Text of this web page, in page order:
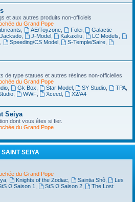
et aux autres produits non-officiels
du Grand Pope
AE/Toyzone, Folei,
Galactic
Jacksdo, J-Model, Kakaxiliu LC Models
Speeding/CS Model, S-Temple/Saire
de type statues et autres résines non-officielles
du Grand Pope
, Gk Box Star Model, SY Studio TPA
, WWF, Xceed
X2/A4
Seiya
dont vous êtes si fier.
du Grand Pope
SAINT SEIYA
du Grand Pope
, Knights of the Zodiac Saintia Shô,
Les
Ω Saison 1 StS Ω Saison 2,
The Lost